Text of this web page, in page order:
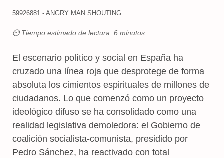
59926881 - ANGRY MAN SHOUTING
⏲ Tiempo estimado de lectura: 6 minutos
El escenario político y social en España ha
cruzado una línea roja que desprotege de forma
absoluta los cimientos espirituales de millones de
ciudadanos. Lo que comenzó como un proyecto
ideológico difuso se ha consolidado como una
realidad legislativa demoledora: el Gobierno de
coalición socialista-comunista, presidido por
Pedro Sánchez, ha reactivado con total